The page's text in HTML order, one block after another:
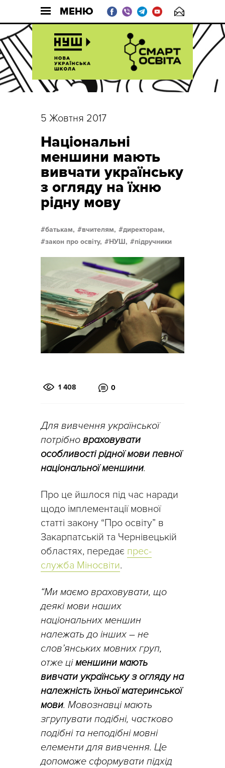
МЕНЮ
5 Жовтня 2017
Національні
меншини мають
вивчати українську
з огляду на їхню
рідну мову
батькам, вчителям,
директорам,
закон про освіту,
НУШ, підручники
1 408 0
Для вивчення української
потрібно враховувати
особливості рідної мови певної
національної меншини.
Про це йшлося під час наради
щодо імплементації мовної
статті закону “Про освіту” в
Закарпатській та Чернівецькій
областях, передає прес-
служба Міносвіти.
“Ми маємо враховувати, що
деякі мови наших
національних меншин
належать до інших – не
слов’янських мовних груп,
отже ціменшини мають
вивчати українську з огляду на
належність їхньої материнської
мови. Мовознавці мають
згрупувати подібні, частково
подібні та неподібні мовні
елементи для вивчення. Це
допоможе сформувати підхід